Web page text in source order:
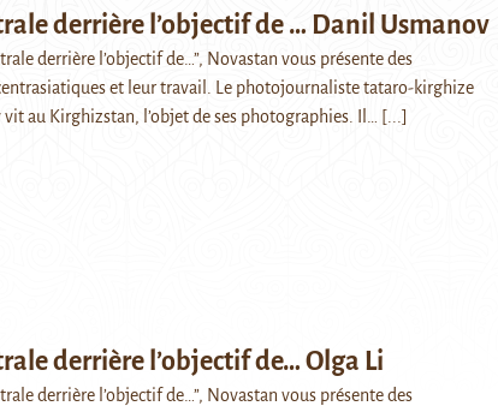
derrière l’objectif de … Danil Usmanov
derrière l’objectif de…”, Novastan vous présente des
et leur travail. Le photojournaliste tataro-kirghize
au Kirghizstan, l’objet de ses photographies. Il…
[...]
derrière l’objectif de… Olga Li
derrière l’objectif de…”, Novastan vous présente des